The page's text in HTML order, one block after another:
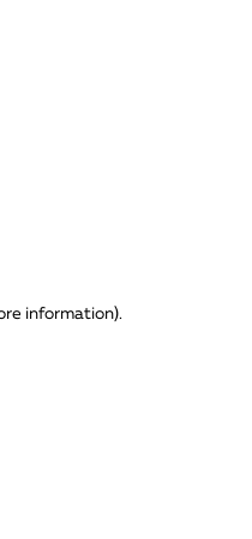
information).